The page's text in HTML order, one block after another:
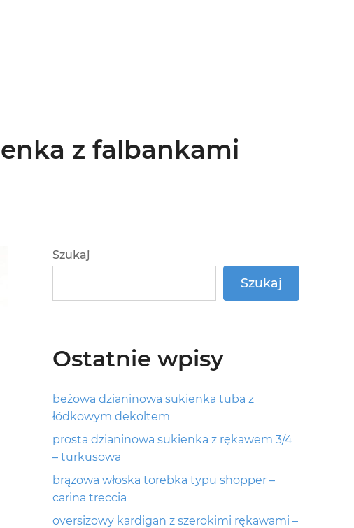
z falbankami
Szukaj
Szukaj
Ostatnie wpisy
beżowa dzianinowa sukienka tuba z
łódkowym dekoltem
prosta dzianinowa sukienka z rękawem 3/4
– turkusowa
brązowa włoska torebka typu shopper –
carina treccia
oversizowy kardigan z szerokimi rękawami –